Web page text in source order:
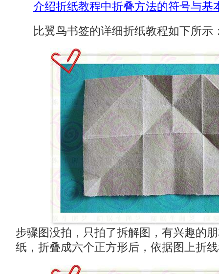
介绍折纸教程中折叠方法的符号与基
比翼鸟书签的详细折纸教程如下所示
步骤图没拍，只拍了拆解图，有兴趣的
纸，折叠成六个正方形后，依据图上折